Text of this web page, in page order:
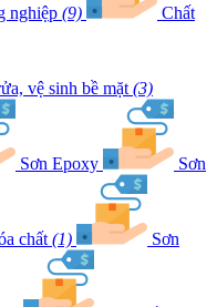
nghiệp (9) Chất
vệ sinh bề mặt (3)
Sơn Epoxy Sơn
chất (1) Sơn